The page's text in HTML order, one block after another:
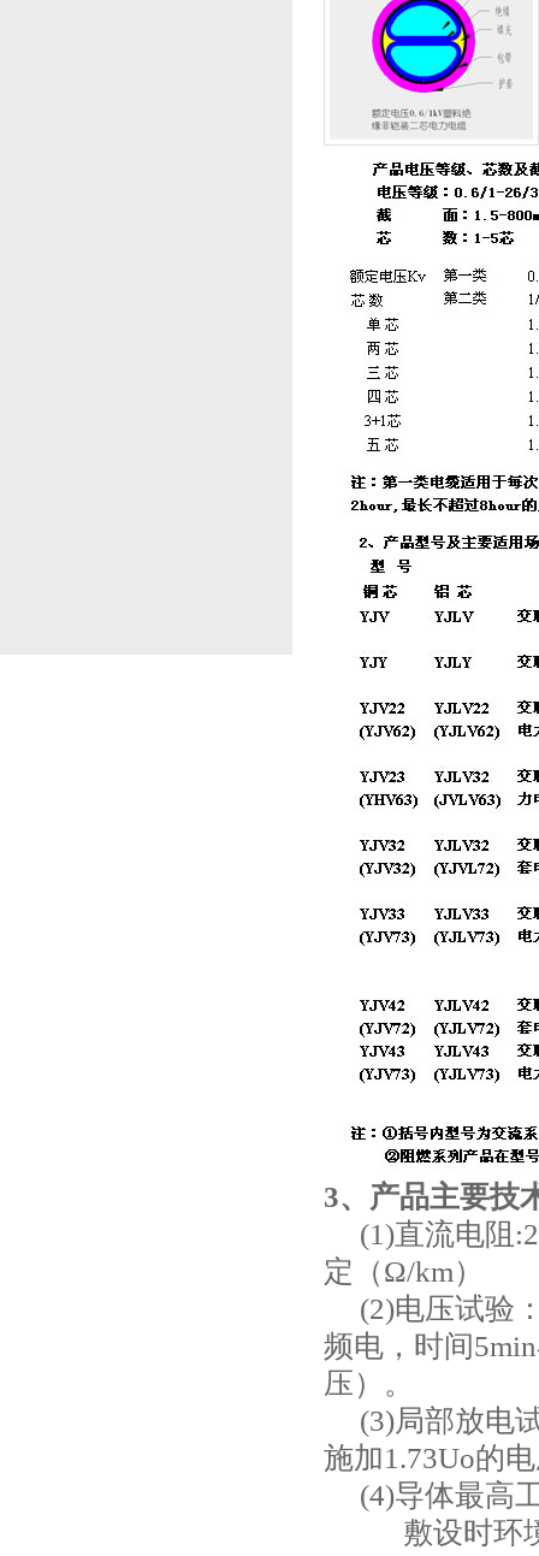
3、产品主要技
(1)直流电阻
定（Ω/km）
(2)电压试验
频电，时间
压）。
(3)局部放电
施加1.73Uo的
(4)导体最高
敷设时环境